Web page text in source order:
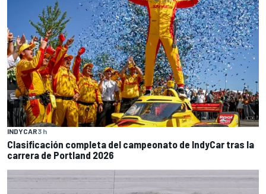
INDYCAR3 h
Clasificación completa del campeonato de IndyCar tras la
carrera de Portland 2026